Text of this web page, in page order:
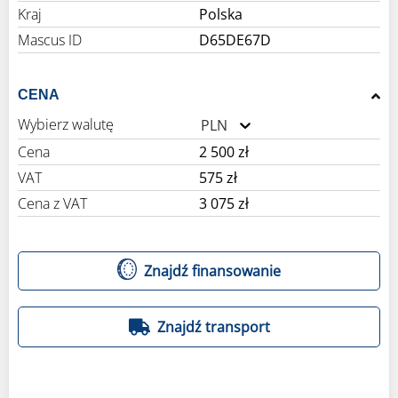
Kraj
Polska
Mascus ID
D65DE67D
CENA
Wybierz walutę
PLN
Cena
2 500 zł
VAT
575 zł
Cena z VAT
3 075 zł
Znajdź finansowanie
Znajdź transport